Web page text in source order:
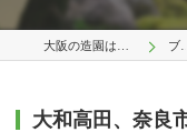
ブログ
大和高田、奈良